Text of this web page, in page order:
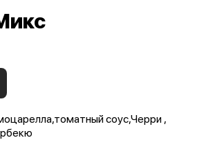
соус,Черри ,